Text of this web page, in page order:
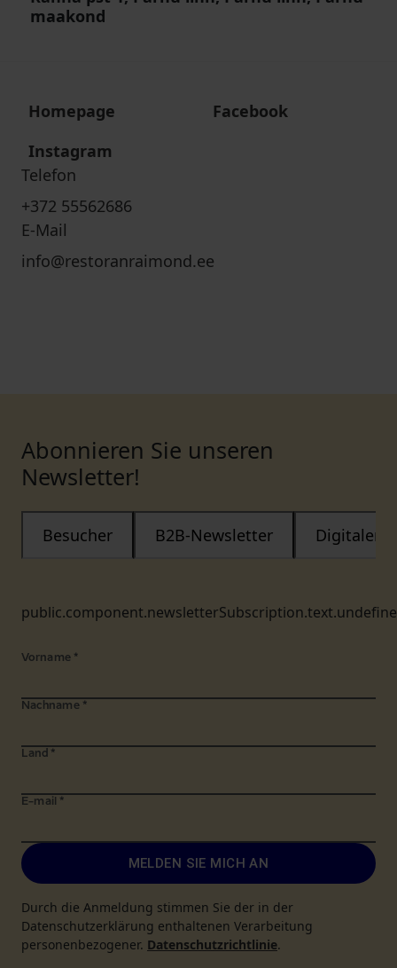
maakond
Homepage
Facebook
Instagram
Telefon
+372 55562686
E-Mail
info@restoranraimond.ee
Abonnieren Sie unseren
Newsletter!
Besucher B2B-Newsletter Digitaler
Vorname *
Nachname *
Land *
E-mail *
MELDEN SIE MICH AN
Durch die Anmeldung stimmen Sie der in der
Datenschutzerklärung enthaltenen Verarbeitung
personenbezogener. Datenschutzrichtlinie.